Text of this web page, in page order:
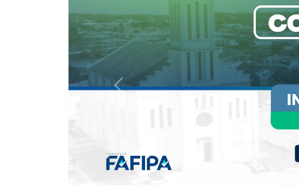
Previous